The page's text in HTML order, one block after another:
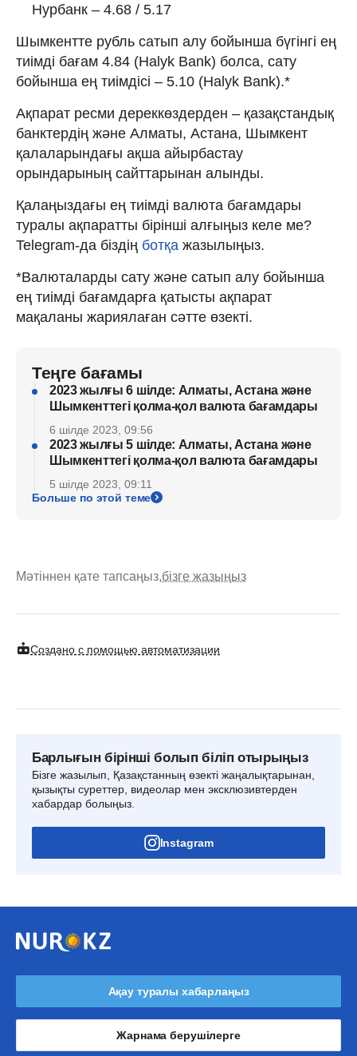
Нурбанк – 4.68 / 5.17
Шымкентте рубль сатып алу бойынша бүгінгі ең
тиімді бағам 4.84 (Halyk Bank) болса, сату
бойынша ең тиімдісі – 5.10 (Halyk Bank).*
Ақпарат ресми дереккөздерден – қазақстандық
банктердің және Алматы, Астана, Шымкент
қалаларындағы ақша айырбастау
орындарының сайттарынан алынды.
Қалаңыздағы ең тиімді валюта бағамдары
туралы ақпаратты бірінші алғыңыз келе ме?
Telegram-да біздің ботқа жазылыңыз.
*Валюталарды сату және сатып алу бойынша
ең тиімді бағамдарға қатысты ақпарат
мақаланы жариялаған сәтте өзекті.
Теңге бағамы
2023 жылғы 6 шілде: Алматы, Астана және
Шымкенттегі қолма-қол валюта бағамдары
6 шілде 2023, 09:56
2023 жылғы 5 шілде: Алматы, Астана және
Шымкенттегі қолма-қол валюта бағамдары
5 шілде 2023, 09:11
Больше по этой теме
Мәтіннен қате тапсаңыз,бізге жазыңыз
Создано с помощью автоматизации
Барлығын бірінші болып біліп отырыңыз
Бізге жазылып, Қазақстанның өзекті жаңалықтарынан,
қызықты суреттер, видеолар мен эксклюзивтерден
хабардар болыңыз.
Instagram
Ақау туралы хабарлаңыз
Жарнама берушілерге